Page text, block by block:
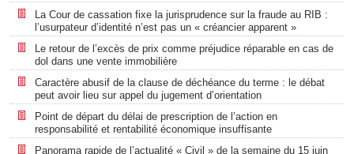
La Cour de cassation fixe la jurisprudence sur la fraude au RIB :
l’usurpateur d’identité n’est pas un « créancier apparent »
Le retour de l’excès de prix comme préjudice réparable en cas de
dol dans une vente immobilière
Caractère abusif de la clause de déchéance du terme : le débat
peut avoir lieu sur appel du jugement d’orientation
Point de départ du délai de prescription de l’action en
responsabilité et rentabilité économique insuffisante
Panorama rapide de l’actualité « Civil » de la semaine du 15 juin